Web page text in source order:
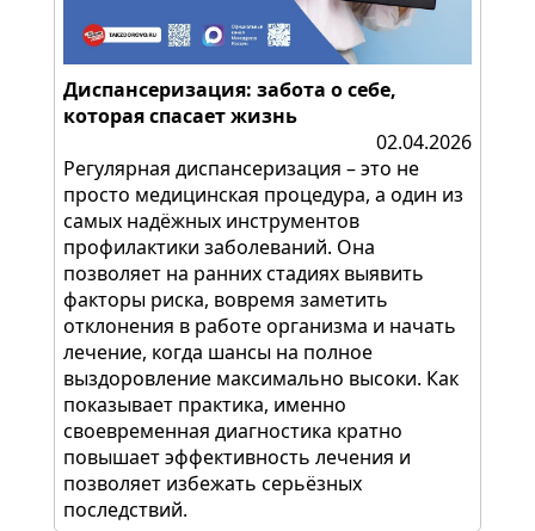
Диспансеризация: забота о себе,
которая спасает жизнь
02.04.2026
Регулярная диспансеризация – это не
просто медицинская процедура, а один из
самых надёжных инструментов
профилактики заболеваний. Она
позволяет на ранних стадиях выявить
факторы риска, вовремя заметить
отклонения в работе организма и начать
лечение, когда шансы на полное
выздоровление максимально высоки. Как
показывает практика, именно
своевременная диагностика кратно
повышает эффективность лечения и
позволяет избежать серьёзных
последствий.